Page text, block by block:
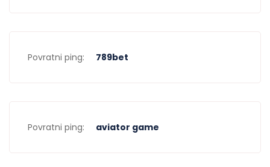
Povratni ping: 789bet
Povratni ping: aviator game